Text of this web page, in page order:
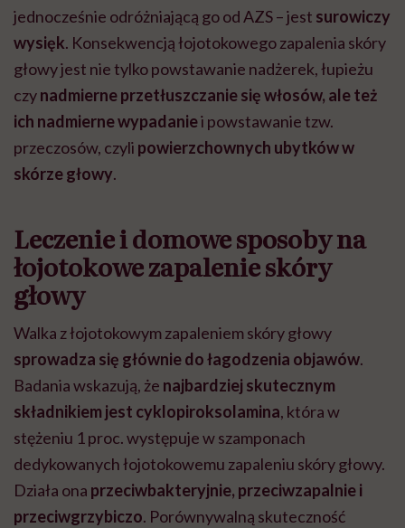
jednocześnie odróżniającą go od AZS – jest surowiczy
wysięk. Konsekwencją łojotokowego zapalenia skóry
głowy jest nie tylko powstawanie nadżerek, łupieżu
czynadmierne przetłuszczanie się włosów, ale też
ich nadmierne wypadaniei powstawanie tzw.
przeczosów, czyli powierzchownych ubytków w
skórze głowy.
Leczenie i domowe sposoby na
łojotokowe zapalenie skóry
głowy
Walka z łojotokowym zapaleniem skóry głowy
sprowadza się głównie do łagodzenia objawów.
Badania wskazują, że najbardziej skutecznym
składnikiem jest cyklopiroksolamina, która w
stężeniu 1 proc. występuje w szamponach
dedykowanych łojotokowemu zapaleniu skóry głowy.
Działa ona przeciwbakteryjnie, przeciwzapalnie i
przeciwgrzybiczo. Porównywalną skuteczność